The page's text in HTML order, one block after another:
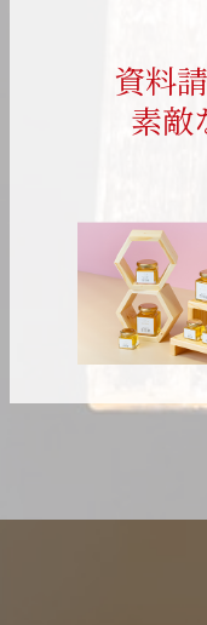
資料
素敵